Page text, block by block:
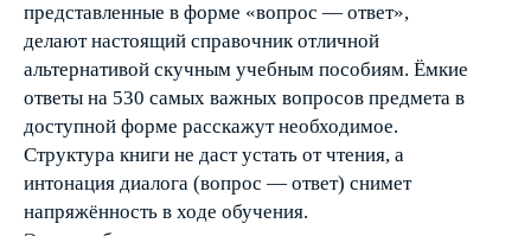
представленные в форме «вопрос — ответ»,
делают настоящий справочник отличной
альтернативой скучным учебным пособиям. Ёмкие
ответы на 530 самых важных вопросов предмета в
доступной форме расскажут необходимое.
Структура книги не даст устать от чтения, а
интонация диалога (вопрос — ответ) снимет
напряжённость в ходе обучения.